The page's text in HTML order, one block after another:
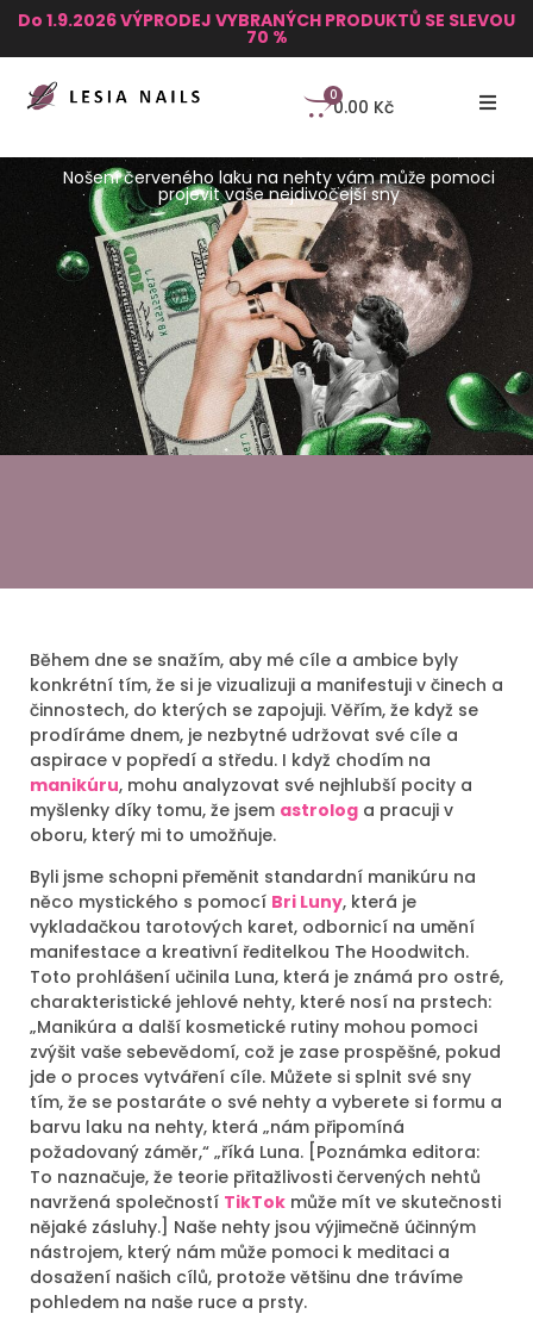
Do 1.9.2026 VÝPRODEJ VYBRANÝCH PRODUKTŮ SE SLEVOU
70 %
0.00 Kč
0
Nošení červeného laku na nehty vám může pomoci
projevit vaše nejdivočejší sny
Během dne se snažím, aby mé cíle a ambice byly
konkrétní tím, že si je vizualizuji a manifestuji v činech a
činnostech, do kterých se zapojuji. Věřím, že když se
prodíráme dnem, je nezbytné udržovat své cíle a
aspirace v popředí a středu. I když chodím na
manikúru, mohu analyzovat své nejhlubší pocity a
myšlenky díky tomu, že jsem astrolog a pracuji v
oboru, který mi to umožňuje.
Byli jsme schopni přeměnit standardní manikúru na
něco mystického s pomocí Bri Luny, která je
vykladačkou tarotových karet, odbornicí na umění
manifestace a kreativní ředitelkou The Hoodwitch.
Toto prohlášení učinila Luna, která je známá pro ostré,
charakteristické jehlové nehty, které nosí na prstech:
„Manikúra a další kosmetické rutiny mohou pomoci
zvýšit vaše sebevědomí, což je zase prospěšné, pokud
jde o proces vytváření cíle. Můžete si splnit své sny
tím, že se postaráte o své nehty a vyberete si formu a
barvu laku na nehty, která „nám připomíná
požadovaný záměr,“ „říká Luna. [Poznámka editora:
To naznačuje, že teorie přitažlivosti červených nehtů
navržená společností TikTok může mít ve skutečnosti
nějaké zásluhy.] Naše nehty jsou výjimečně účinným
nástrojem, který nám může pomoci k meditaci a
dosažení našich cílů, protože většinu dne trávíme
pohledem na naše ruce a prsty.